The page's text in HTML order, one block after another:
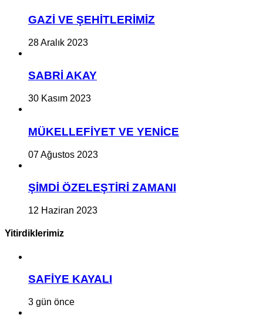
GAZİ VE ŞEHİTLERİMİZ
28 Aralık 2023
SABRİ AKAY
30 Kasım 2023
MÜKELLEFİYET VE YENİCE
07 Ağustos 2023
ŞİMDİ ÖZELEŞTİRİ ZAMANI
12 Haziran 2023
Yitirdiklerimiz
SAFİYE KAYALI
3 gün önce